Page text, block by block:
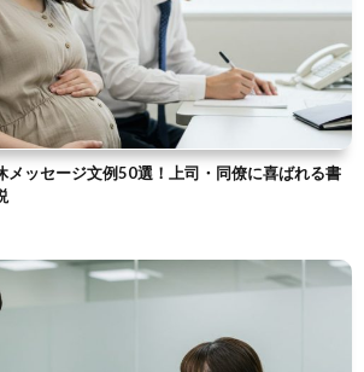
メッセージ文例50選！上司・同僚に喜ばれる書